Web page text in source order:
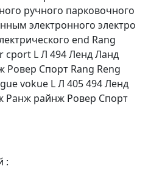
ручного парковочного
электронного электро
end Rang
cport L Л 494 Ленд Ланд
Спорт Rang Reng
vokue L Л 405 494 Ленд
Ранж райнж Ровер Спорт
: